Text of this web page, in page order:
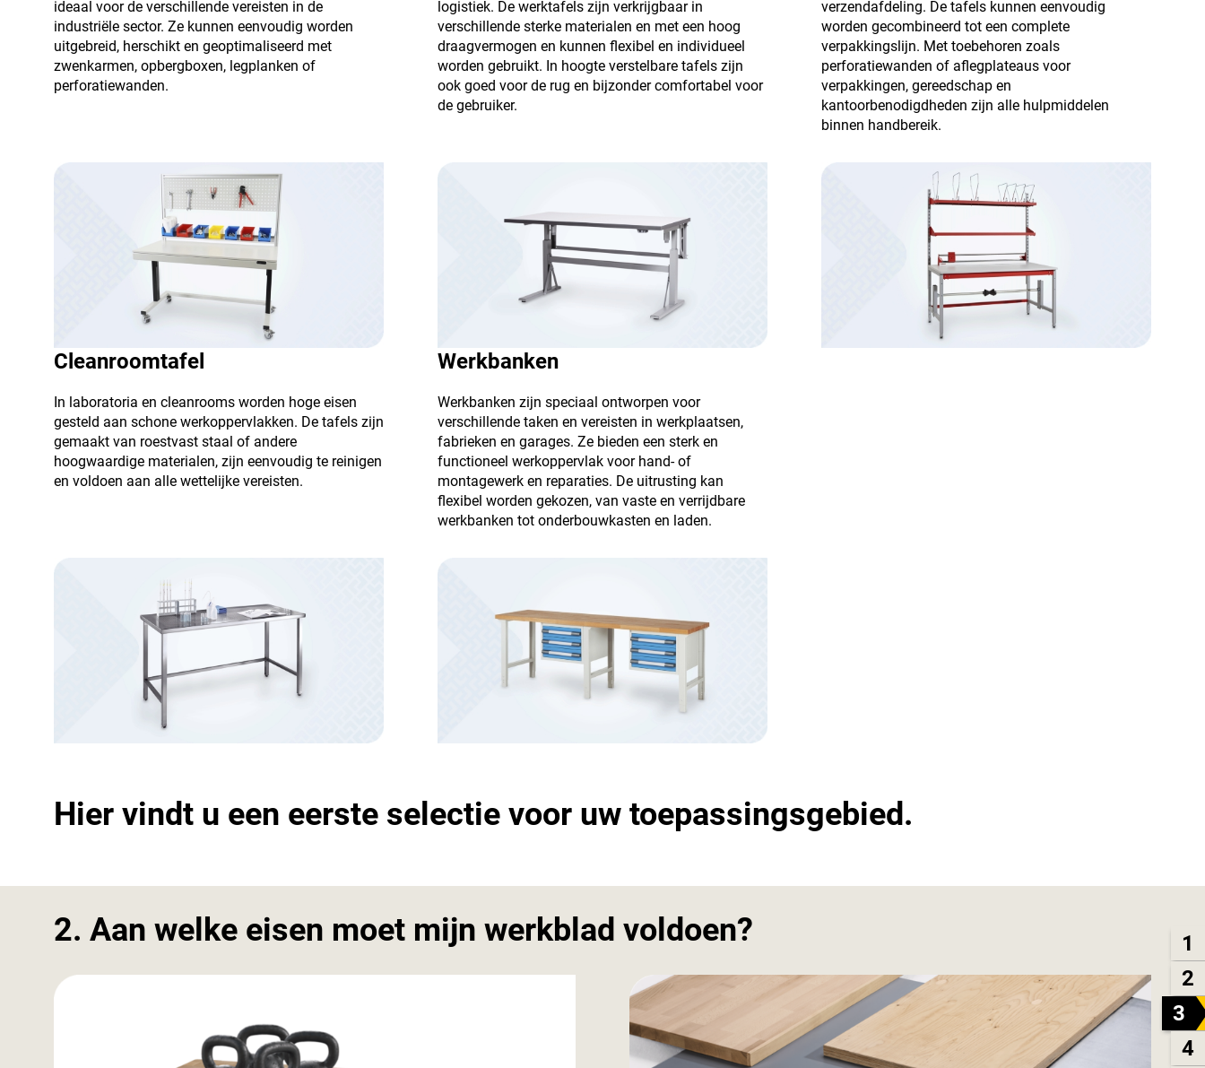
1
2
3
4
ideaal voor de verschillende vereisten in de
industriële sector. Ze kunnen eenvoudig worden
uitgebreid, herschikt en geoptimaliseerd met
zwenkarmen, opbergboxen, legplanken of
perforatiewanden.
Cleanroomtafel
In laboratoria en cleanrooms worden hoge eisen
gesteld aan schone werkoppervlakken. De tafels zijn
gemaakt van roestvast staal of andere
hoogwaardige materialen, zijn eenvoudig te reinigen
en voldoen aan alle wettelijke vereisten.
logistiek. De werktafels zijn verkrijgbaar in
verschillende sterke materialen en met een hoog
draagvermogen en kunnen flexibel en individueel
worden gebruikt. In hoogte verstelbare tafels zijn
ook goed voor de rug en bijzonder comfortabel voor
de gebruiker.
Werkbanken
Werkbanken zijn speciaal ontworpen voor
verschillende taken en vereisten in werkplaatsen,
fabrieken en garages. Ze bieden een sterk en
functioneel werkoppervlak voor hand- of
montagewerk en reparaties. De uitrusting kan
flexibel worden gekozen, van vaste en verrijdbare
werkbanken tot onderbouwkasten en laden.
verzendafdeling. De tafels kunnen eenvoudig
worden gecombineerd tot een complete
verpakkingslijn. Met toebehoren zoals
perforatiewanden of aflegplateaus voor
verpakkingen, gereedschap en
kantoorbenodigdheden zijn alle hulpmiddelen
binnen handbereik.
Hier vindt u een eerste selectie voor uw toepassingsgebied.
2. Aan welke eisen moet mijn werkblad voldoen?